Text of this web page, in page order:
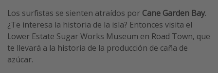
Los surfistas se sienten atraídos por Cane Garden Bay.
¿Te interesa la historia de la isla? Entonces visita el
Lower Estate Sugar Works Museum en Road Town, que
te llevará a la historia de la producción de caña de
azúcar.